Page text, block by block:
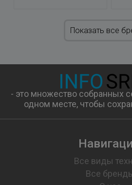
Показать все
- это множество собранных
одном месте, чтобы
Все виды
Все